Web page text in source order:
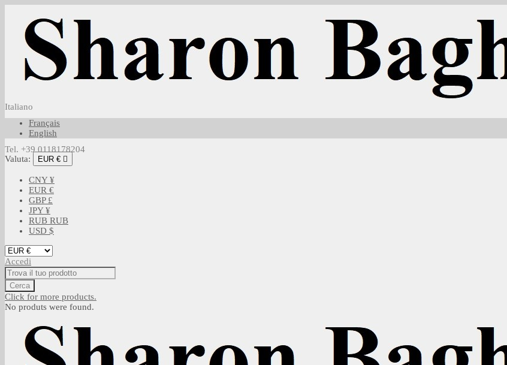
Italiano
Français
English
Tel. +39 0118178204
Valuta:
EUR € 
CNY ¥
EUR €
GBP £
JPY ¥
RUB RUB
USD $
Accedi
Cerca
Click for more products.
No produts were found.